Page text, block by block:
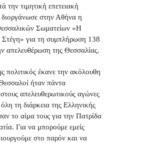
την τιμητική επετειακή
στην Αθήνα η
Σωματείων «Η
για τη συμπλήρωση 138
απελευθέρωση της Θεσσαλίας.
πολιτικός έκανε την ακόλουθη
ήταν πάντα
απελευθερωτικούς αγώνες
τη διάρκεια της Ελληνικής
το αίμα τους για την Πατρίδα
Για να μπορούμε εμείς
στο παρόν και να